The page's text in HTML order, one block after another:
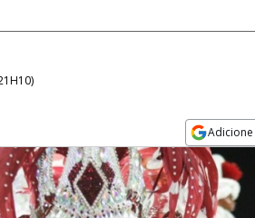
)
Opens in